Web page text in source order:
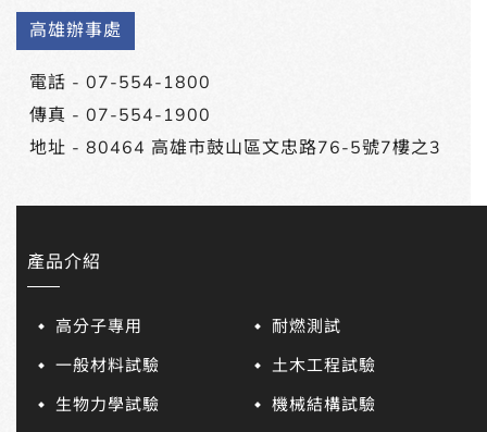
高雄辦事處
電話 - 07-554-1800
傳真 - 07-554-1900
地址 - 80464 高雄市鼓山區文忠路76-5號7樓之3
產品介紹
高分子專用
耐燃測試
一般材料試驗
土木工程試驗
生物力學試驗
機械結構試驗